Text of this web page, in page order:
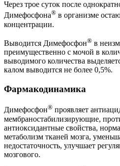
Через трое суток после
Димефосфона® в организме
концентрации.
Выводится Димефосфон® в
преимущественно с мочой в
выводимого количества
калом выводится не более 0,5%.
Фармакодинамика
Димефосфон® проявляет
мембраностабилизирующие,
антиоксидантные свойства,
метаболизм тканей мозга,
недостаточность, улучшает
мозгового.